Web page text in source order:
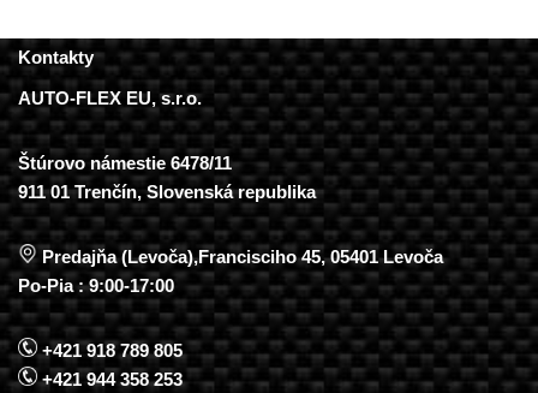
Kontakty
AUTO-FLEX EU, s.r.o.
Štúrovo námestie 6478/11
911 01 Trenčín, Slovenská republika
Predajňa (Levoča),Francisciho 45, 05401 Levoča
Po-Pia : 9:00-17:00
+421 918 789 805
+421 944 358 253